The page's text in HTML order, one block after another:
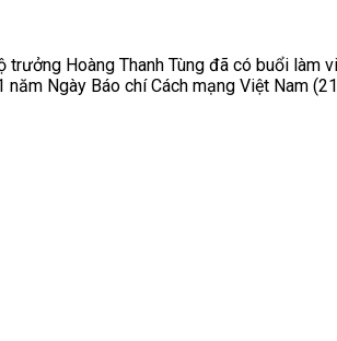
Hoàng Thanh Tùng đã có buổi làm
năm Ngày Báo chí Cách mạng Việt Nam